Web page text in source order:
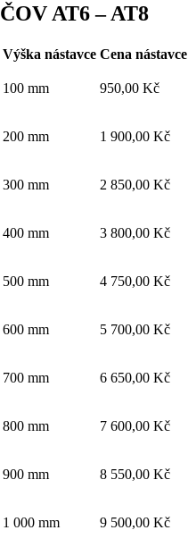
ČOV AT6 – AT8
Výška nástavce Cena nástavce
100 mm 950,00 Kč
200 mm 1 900,00 Kč
300 mm 2 850,00 Kč
400 mm 3 800,00 Kč
500 mm 4 750,00 Kč
600 mm 5 700,00 Kč
700 mm 6 650,00 Kč
800 mm 7 600,00 Kč
900 mm 8 550,00 Kč
1 000 mm 9 500,00 Kč